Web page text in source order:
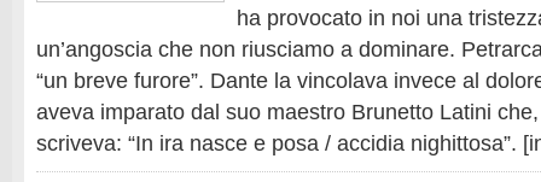
ha provocato in noi una
un’angoscia che non riusciamo a dominare.
“un breve furore”. Dante la vincolava invece al
aveva imparato dal suo maestro Brunetto Latini
scriveva: “In ira nasce e posa / accidia nighittosa”.